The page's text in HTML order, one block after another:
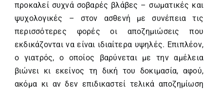
προκαλεί συχνά σοβαρές βλάβες – σωματικές και
ψυχολογικές – στον ασθενή με συνέπεια τις
περισσότερες φορές οι αποζημιώσεις που
εκδικάζονται να είναι ιδιαίτερα υψηλές. Επιπλέον,
ο γιατρός, ο οποίος βαρύνεται με την αμέλεια
βιώνει κι εκείνος τη δική του δοκιμασία, αφού,
ακόμα κι αν δεν επιδικαστεί τελικά αποζημίωση